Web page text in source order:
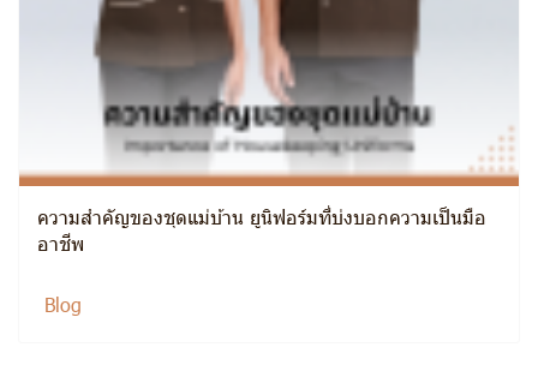
ความสำคัญของชุดแม่บ้าน ยูนิฟอร์มที่บ่งบอกความเป็นมือ
อาชีพ
Blog